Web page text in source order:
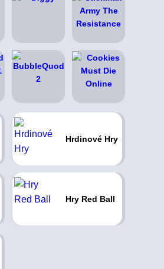
Hrdinové Hry
Hry Red Ball